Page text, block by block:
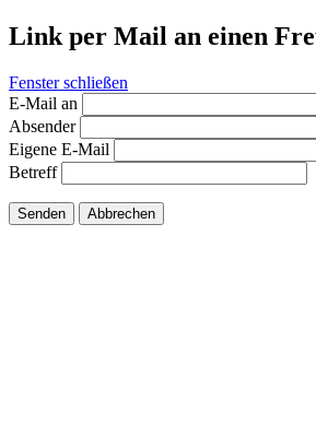
Link per Mail an einen
Fenster schließen
E-Mail an
Absender
Eigene E-Mail
Betreff
Senden Abbrechen